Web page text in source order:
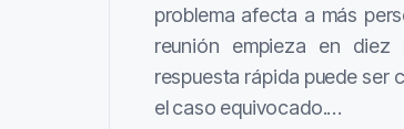
problema afecta a más
reunión empieza en diez
respuesta rápida puede ser
el caso equivocado.…